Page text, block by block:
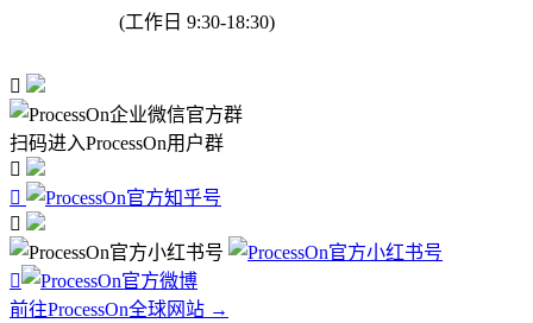
(工作日 9:30-18:30)

扫码进入ProcessOn用户群




前往ProcessOn全球网站 →